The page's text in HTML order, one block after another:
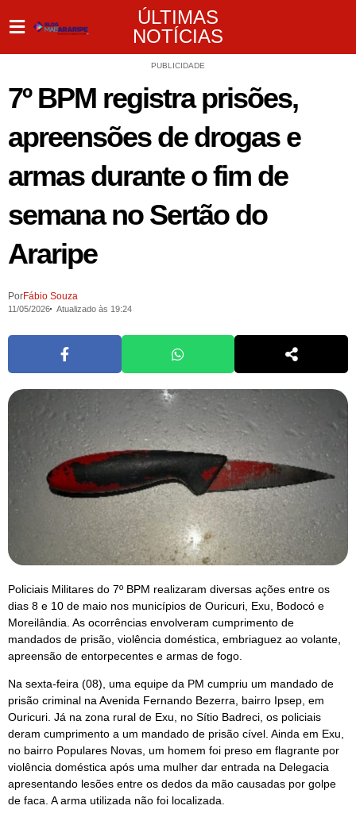
ÚLTIMAS
NOTÍCIAS
PUBLICIDADE
7º BPM registra prisões,
apreensões de drogas e
armas durante o fim de
semana no Sertão do
Araripe
PorFábio Souza
11/05/2026 Atualizado às 19:24
Policiais Militares do 7º BPM realizaram diversas ações entre os
dias 8 e 10 de maio nos municípios de Ouricuri, Exu, Bodocó e
Moreilândia. As ocorrências envolveram cumprimento de
mandados de prisão, violência doméstica, embriaguez ao volante,
apreensão de entorpecentes e armas de fogo.
Na sexta-feira (08), uma equipe da PM cumpriu um mandado de
prisão criminal na Avenida Fernando Bezerra, bairro Ipsep, em
Ouricuri. Já na zona rural de Exu, no Sítio Badreci, os policiais
deram cumprimento a um mandado de prisão cível. Ainda em Exu,
no bairro Populares Novas, um homem foi preso em flagrante por
violência doméstica após uma mulher dar entrada na Delegacia
apresentando lesões entre os dedos da mão causadas por golpe
de faca. A arma utilizada não foi localizada.